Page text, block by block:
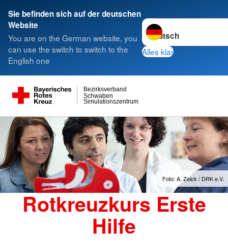
Sie befinden sich auf der deutschen
Website
You are on the German website, you
can use the switch to switch to the
English one
Sprache wechseln zu
Alles klar
Simulationszentrum
Schwaben
Bezirksverband
Foto: A. Zelck / DRK e.V.
Rotkreuzkurs Erste
Hilfe